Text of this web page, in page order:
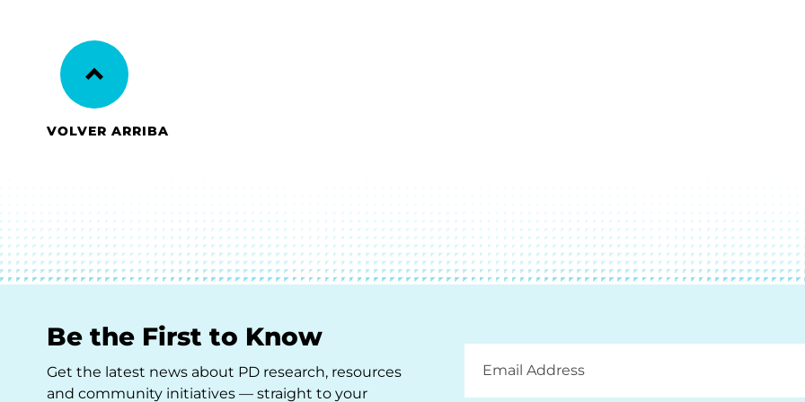
VOLVER ARRIBA
Be the First to Know
Get the latest news about PD research, resources
and community initiatives — straight to your
Address